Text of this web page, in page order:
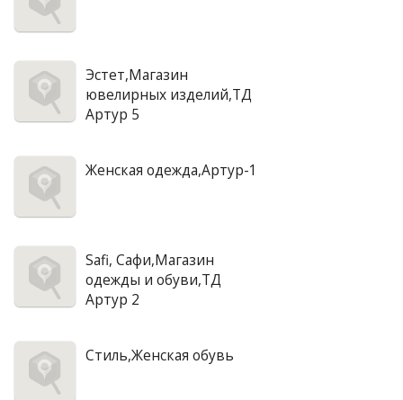
Эстет,Магазин
ювелирных изделий,ТД
Артур 5
Женская одежда,Артур-1
Safi, Сафи,Магазин
одежды и обуви,ТД
Артур 2
Стиль,Женская обувь